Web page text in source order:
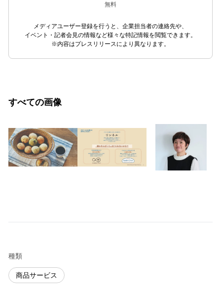
無料
メディアユーザー登録を行うと、企業担当者の連絡先や、
イベント・記者会見の情報など様々な特記情報を閲覧できます。
※内容はプレスリリースにより異なります。
すべての画像
種類
商品サービス